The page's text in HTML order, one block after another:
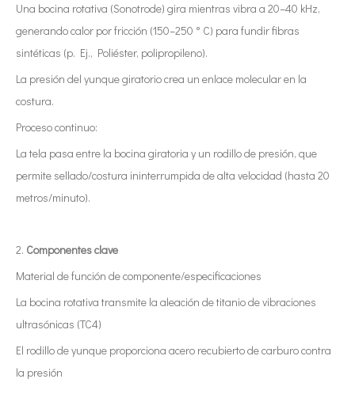
Una bocina rotativa (Sonotrode) gira mientras vibra a 20–40 kHz,
generando calor por fricción (150–250 ° C) para fundir fibras
sintéticas (p. Ej., Poliéster, polipropileno).
La presión del yunque giratorio crea un enlace molecular en la
costura.
Proceso continuo:
La tela pasa entre la bocina giratoria y un rodillo de presión, que
permite sellado/costura ininterrumpida de alta velocidad (hasta 20
metros/minuto).
2. Componentes clave
Material de función de componente/especificaciones
La bocina rotativa transmite la aleación de titanio de vibraciones
ultrasónicas (TC4)
El rodillo de yunque proporciona acero recubierto de carburo contra
la presión